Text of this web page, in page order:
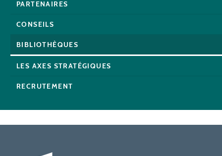
PARTENAIRES
CONSEILS
BIBLIOTHÈQUES
LES AXES STRATÉGIQUES
RECRUTEMENT